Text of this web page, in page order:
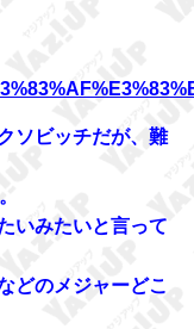
ソビッチだが、難
いみたいと言って
どのメジャーどこ